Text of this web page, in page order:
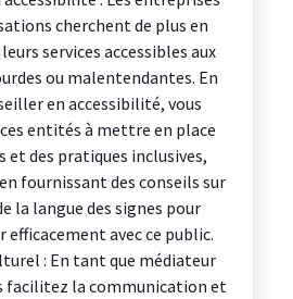
cherchent de plus en
services accessibles aux
ou malentendantes. En
en accessibilité, vous
entités à mettre en place
et des pratiques inclusives,
fournissant des conseils sur
la langue des signes pour
efficacement avec ce public.
: En tant que médiateur
facilitez la communication et